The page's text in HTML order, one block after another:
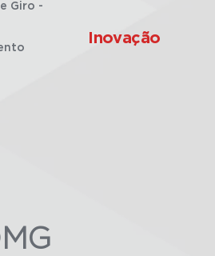
Giro -
Inovação